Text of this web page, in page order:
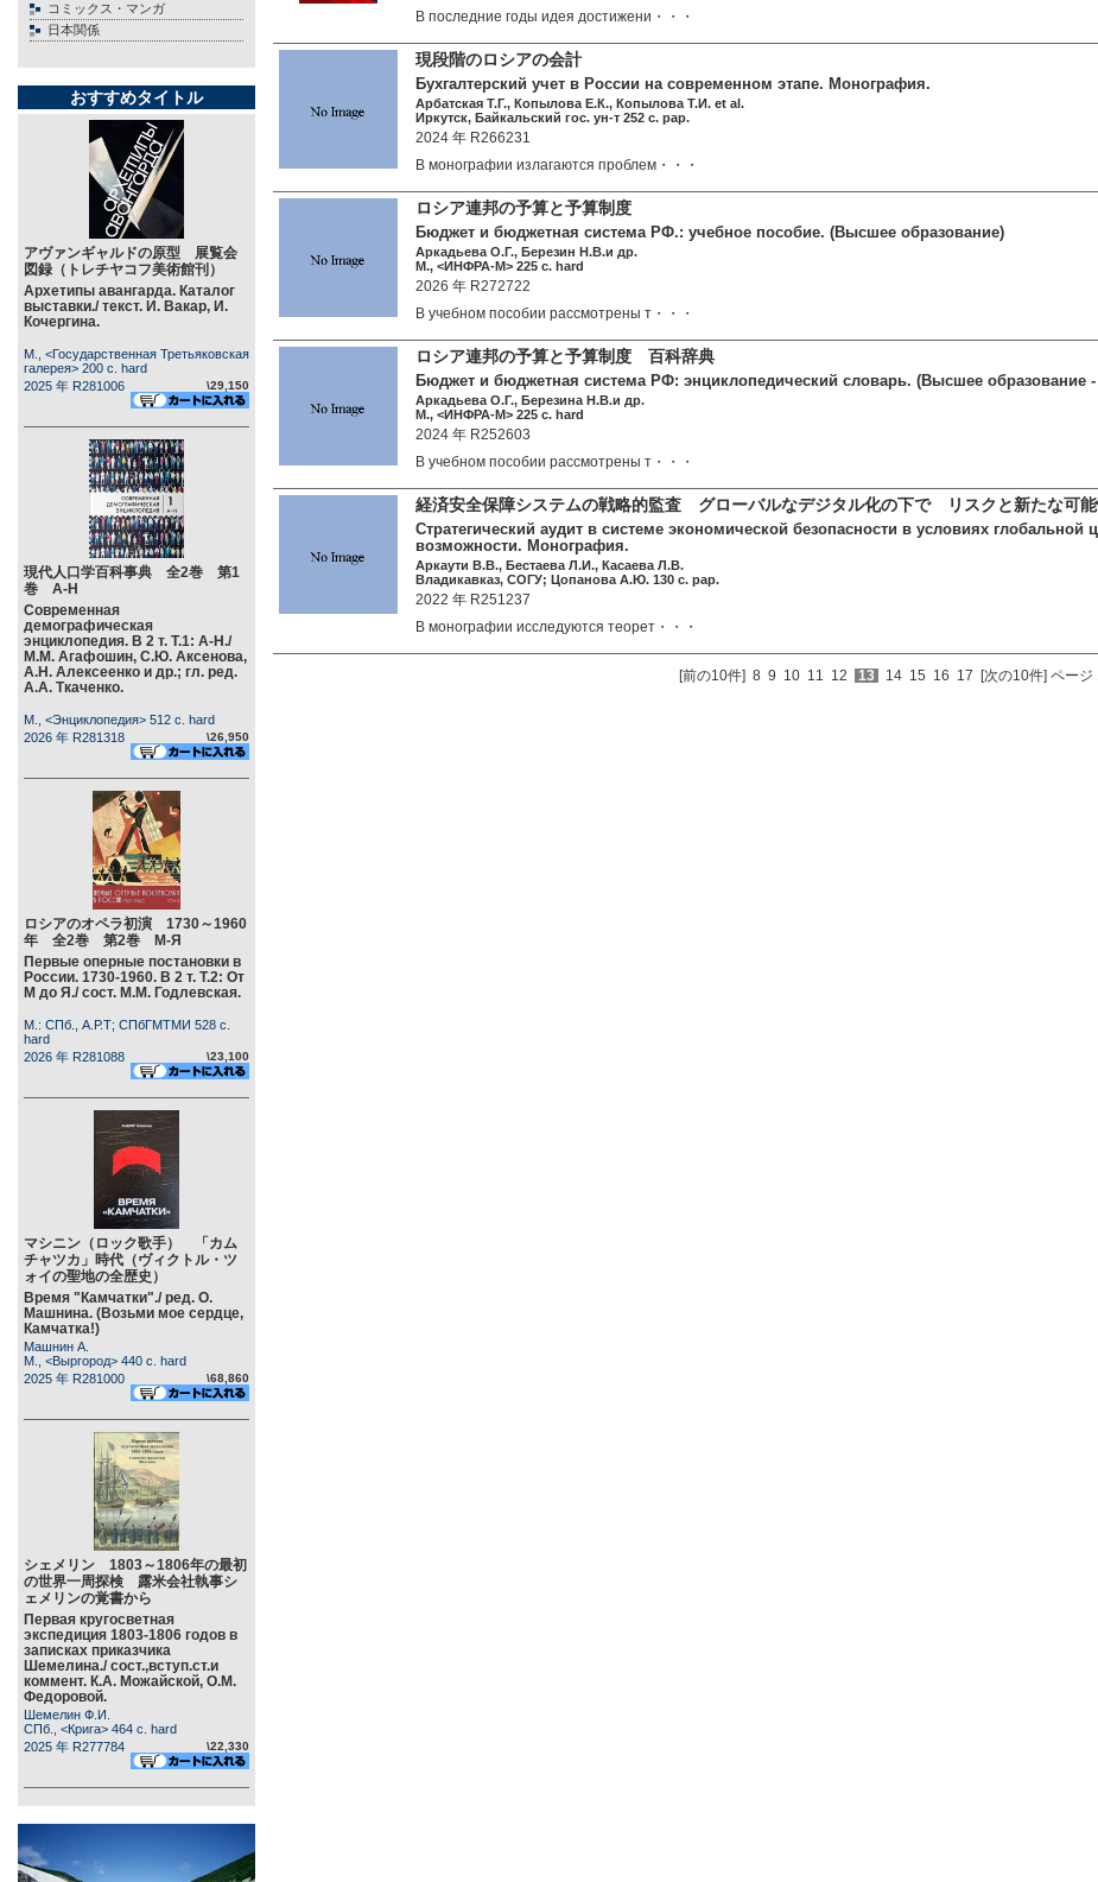
コミックス・マンガ
日本関係
おすすめタイトル
アヴァンギャルドの原型 展覧会
図録（トレチヤコフ美術館刊）
Архетипы авангарда. Каталог
выставки./ текст. И. Вакар, И.
Кочергина.
М., <Государственная Третьяковская
галерея> 200 c. hard
2025 年 R281006
\29,150
現代人口学百科事典 全2巻 第1
巻 А-Н
Современная
демографическая
энциклопедия. В 2 т. Т.1: А-Н./
М.М. Агафошин, С.Ю. Аксенова,
А.Н. Алексеенко и др.; гл. ред.
А.А. Ткаченко.
М., <Энциклопедия> 512 c. hard
2026 年 R281318
\26,950
ロシアのオペラ初演 1730～1960
年 全2巻 第2巻 М-Я
Первые оперные постановки в
России. 1730-1960. В 2 т. Т.2: От
М до Я./ сост. М.М. Годлевская.
М.: СПб., А.Р.Т; СПбГМТМИ 528 c.
hard
2026 年 R281088
\23,100
マシニン（ロック歌手） 「カム
チャツカ」時代（ヴィクトル・ツ
ォイの聖地の全歴史）
Время "Камчатки"./ ред. О.
Машнина. (Возьми мое сердце,
Камчатка!)
Машнин А.
М., <Выргород> 440 c. hard
2025 年 R281000
\68,860
シェメリン 1803～1806年の最初
の世界一周探検 露米会社執事シ
ェメリンの覚書から
Первая кругосветная
экспедиция 1803-1806 годов в
записках приказчика
Шемелина./ сост.,вступ.ст.и
коммент. К.А. Можайской, О.М.
Федоровой.
Шемелин Ф.И.
СПб., <Крига> 464 c. hard
2025 年 R277784
\22,330
В последние годы идея достижени・・・
現段階のロシアの会計
Бухгалтерский учет в России на современном этапе. Монография.
Арбатская Т.Г., Копылова Е.К., Копылова Т.И. et al.
Иркутск, Байкальский гос. ун-т 252 c. pap.
2024 年 R266231
В монографии излагаются проблем・・・
ロシア連邦の予算と予算制度
Бюджет и бюджетная система РФ.: учебное пособие. (Высшее образование)
Аркадьева О.Г., Березин Н.В.и др.
М., <ИНФРА-М> 225 c. hard
2026 年 R272722
В учебном пособии рассмотрены т・・・
ロシア連邦の予算と予算制度 百科辞典
Бюджет и бюджетная система РФ: энциклопедический словарь. (Высшее образование -
Аркадьева О.Г., Березина Н.В.и др.
М., <ИНФРА-М> 225 c. hard
2024 年 R252603
В учебном пособии рассмотрены т・・・
経済安全保障システムの戦略的監査 グローバルなデジタル化の下で リスクと新たな
Стратегический аудит в системе экономической безопасности в условиях
возможности. Монография.
Аркаути В.В., Бестаева Л.И., Касаева Л.В.
Владикавказ, СОГУ; Цопанова А.Ю. 130 c. pap.
2022 年 R251237
В монографии исследуются теорет・・・
[前の10件] 8 9 10 11 12 13 14 15 16 17 [次の10件] ページ